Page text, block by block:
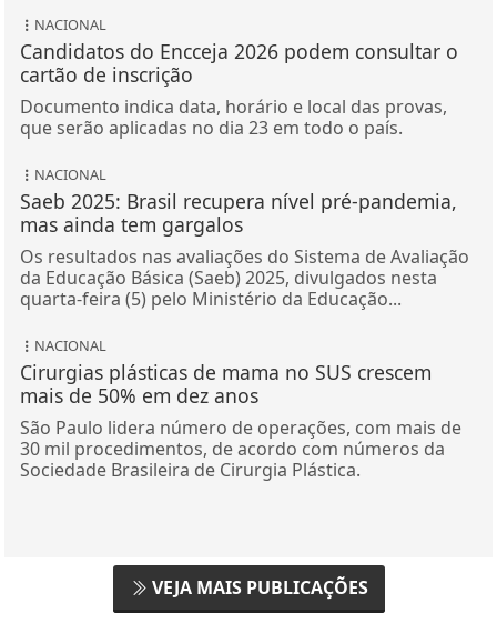
NACIONAL
Candidatos do Encceja 2026 podem consultar o
cartão de inscrição
Documento indica data, horário e local das provas,
que serão aplicadas no dia 23 em todo o país.
NACIONAL
Saeb 2025: Brasil recupera nível pré-pandemia,
mas ainda tem gargalos
Os resultados nas avaliações do Sistema de Avaliação
da Educação Básica (Saeb) 2025, divulgados nesta
quarta-feira (5) pelo Ministério da Educação...
NACIONAL
Cirurgias plásticas de mama no SUS crescem
mais de 50% em dez anos
São Paulo lidera número de operações, com mais de
30 mil procedimentos, de acordo com números da
Sociedade Brasileira de Cirurgia Plástica.
VEJA MAIS PUBLICAÇÕES